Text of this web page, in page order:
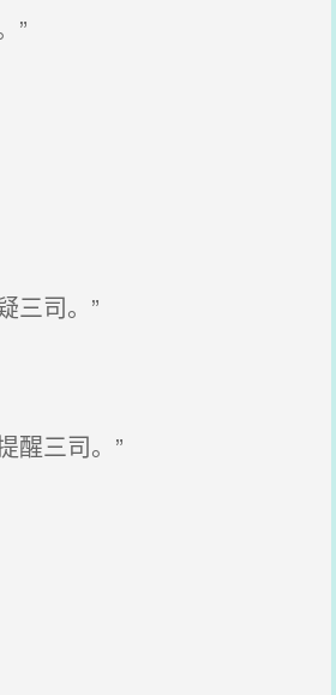
”
三司。”
醒三司。”